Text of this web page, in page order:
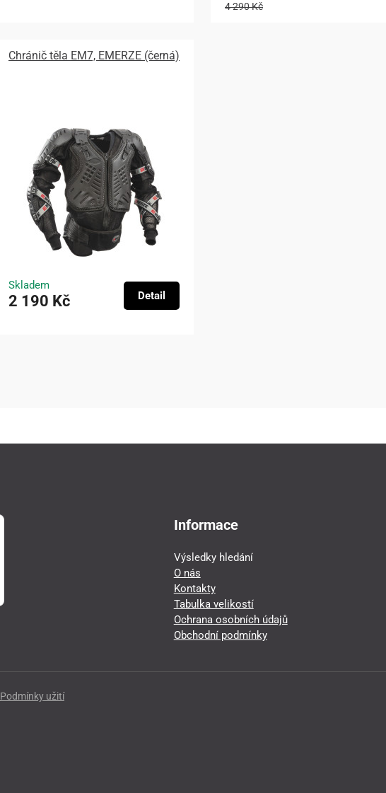
4 290 Kč
Chránič těla EM7, EMERZE (černá)
Skladem
2 190 Kč Detail
Informace
Výsledky hledání
O nás
Kontakty
Tabulka velikostí
Ochrana osobních údajů
Obchodní podmínky
Podmínky užití